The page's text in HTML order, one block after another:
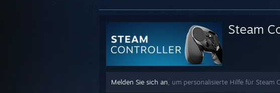
Steam
Melden Sie sich an , um personalisierte Hilfe für